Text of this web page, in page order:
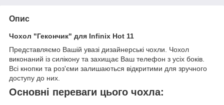
Опис
Чохол "Гекончик" для Infinix Hot 11
Представляємо Вашій увазі дизайнерські чохли. Чохол
виконаний із силікону та захищає Ваш телефон з усіх боків.
Всі кнопки та роз'єми залишаються відкритими для зручного
доступу до них.
Основні переваги цього чохла: